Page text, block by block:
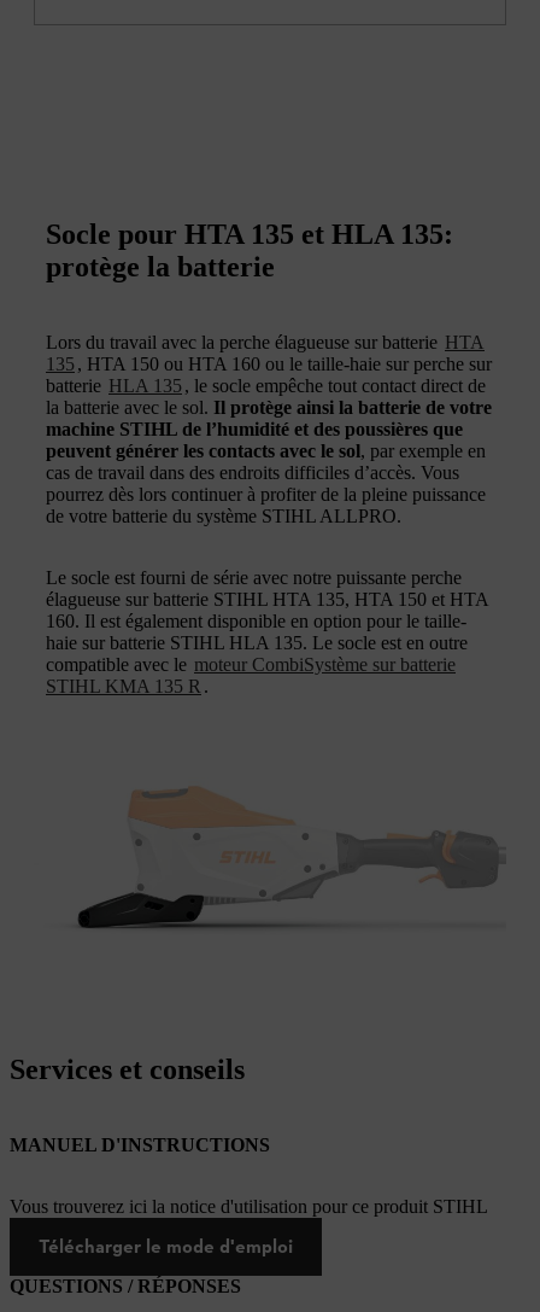
Socle pour HTA 135 et HLA 135:
protège la batterie
Lors du travail avec la perche élagueuse sur batterie HTA
135 , HTA 150 ou HTA 160 ou le taille-haie sur perche sur
batterie HLA 135 , le socle empêche tout contact direct de
la batterie avec le sol. Il protège ainsi la batterie de votre
machine STIHL de l’humidité et des poussières que
peuvent générer les contacts avec le sol, par exemple en
cas de travail dans des endroits difficiles d’accès. Vous
pourrez dès lors continuer à profiter de la pleine puissance
de votre batterie du système STIHL ALLPRO.
Le socle est fourni de série avec notre puissante perche
élagueuse sur batterie STIHL HTA 135, HTA 150 et HTA
160. Il est également disponible en option pour le taille-
haie sur batterie STIHL HLA 135. Le socle est en outre
compatible avec le moteur CombiSystème sur batterie
STIHL KMA 135 R .
Services et conseils
MANUEL D'INSTRUCTIONS
Vous trouverez ici la notice d'utilisation pour ce produit STIHL
Télécharger le mode d'emploi
QUESTIONS / RÉPONSES